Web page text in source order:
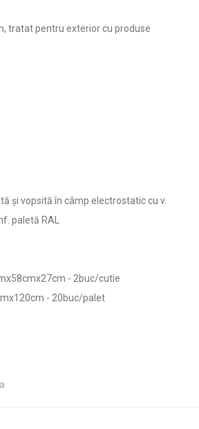
tratat pentru exterior cu produse
și vopsită în câmp electrostatic cu v.
paletă RAL
- 2buc/cutie
- 20buc/palet